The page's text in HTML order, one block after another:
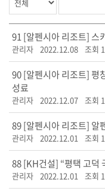
91[알펜시아 리조트] 스
관리자 2022.12.08 조회
90[알펜시아 리조트] 평
성료
관리자 2022.12.07 조회
89[알펜시아 리조트] 알
관리자 2022.12.01 조회
88[KH건설] “평택 고덕
관리자 2022.12.01 조회